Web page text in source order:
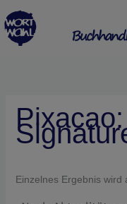
Inhalt
springen
S
u
n
Einzelnes Ergebnis wird